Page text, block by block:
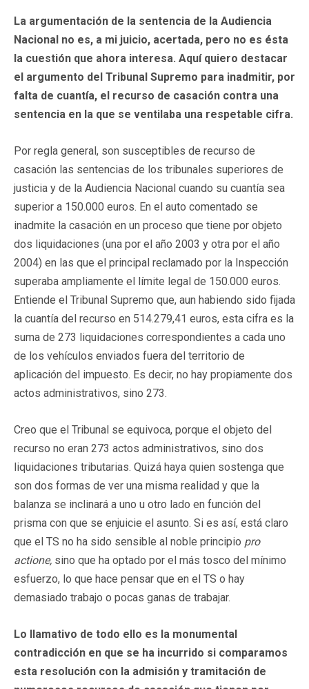
La argumentación de la sentencia de la Audiencia
Nacional no es, a mi juicio, acertada, pero no es ésta
la cuestión que ahora interesa. Aquí quiero destacar
el argumento del Tribunal Supremo para inadmitir, por
falta de cuantía, el recurso de casación contra una
sentencia en la que se ventilaba una respetable cifra.
Por regla general, son susceptibles de recurso de
casación las sentencias de los tribunales superiores de
justicia y de la Audiencia Nacional cuando su cuantía sea
superior a 150.000 euros. En el auto comentado se
inadmite la casación en un proceso que tiene por objeto
dos liquidaciones (una por el año 2003 y otra por el año
2004) en las que el principal reclamado por la Inspección
superaba ampliamente el límite legal de 150.000 euros.
Entiende el Tribunal Supremo que, aun habiendo sido fijada
la cuantía del recurso en 514.279,41 euros, esta cifra es la
suma de 273 liquidaciones correspondientes a cada uno
de los vehículos enviados fuera del territorio de
aplicación del impuesto. Es decir, no hay propiamente dos
actos administrativos, sino 273.
Creo que el Tribunal se equivoca, porque el objeto del
recurso no eran 273 actos administrativos, sino dos
liquidaciones tributarias. Quizá haya quien sostenga que
son dos formas de ver una misma realidad y que la
balanza se inclinará a uno u otro lado en función del
prisma con que se enjuicie el asunto. Si es así, está claro
que el TS no ha sido sensible al noble principio pro
actione, sino que ha optado por el más tosco del mínimo
esfuerzo, lo que hace pensar que en el TS o hay
demasiado trabajo o pocas ganas de trabajar.
Lo llamativo de todo ello es la monumental
contradicción en que se ha incurrido si comparamos
esta resolución con la admisión y tramitación de